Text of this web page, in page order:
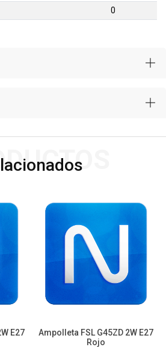
0
E27
Ampolleta FSL G45ZD 2W E27
Rojo